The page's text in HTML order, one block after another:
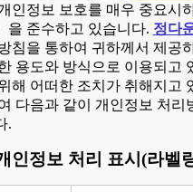
인정보 보호를 매우 중요시
을 준수하고 있습니다. 정다
침을 통하여 귀하께서 제공
용도와 방식으로 이용되고
해 어떠한 조치가 취해지고
다음과 같이 개인정보 처리
.
인정보 처리 표시(라벨